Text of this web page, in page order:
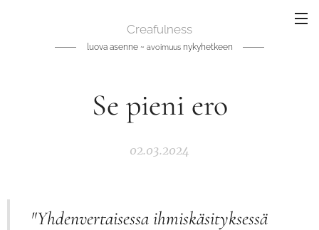
Creafulness
luova asenne ~ avoimuusnykyhetkeen
Se pieni ero
02.03.2024
"Yhdenvertaisessa ihmiskäsityksessä